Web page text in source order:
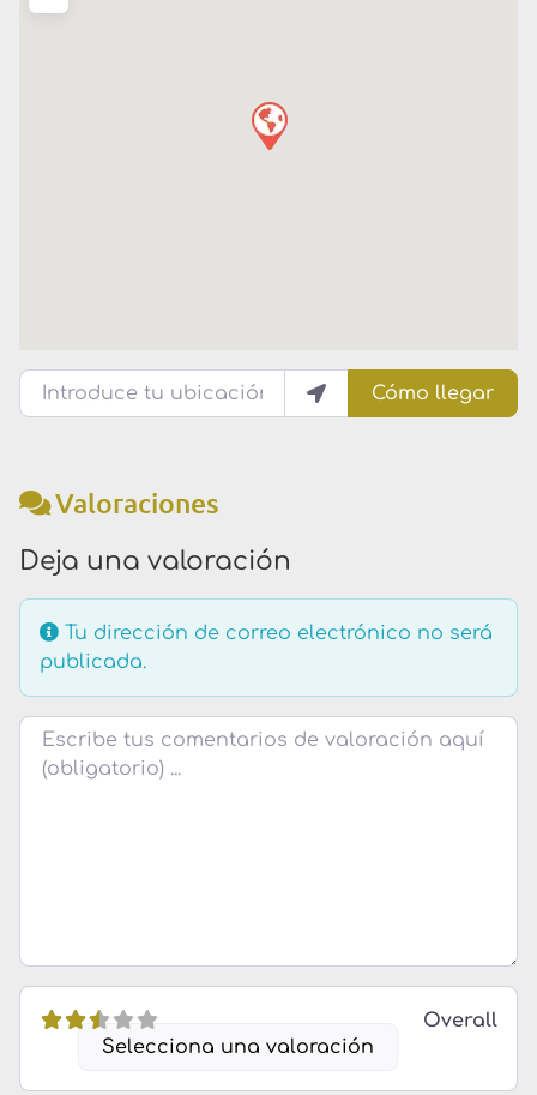
Introduce tu ubicación
Cómo llegar
Valoraciones
Deja una valoración
Tu dirección de correo electrónico no será
publicada.
Texto de la reseña
Selecciona una valoración
Overall